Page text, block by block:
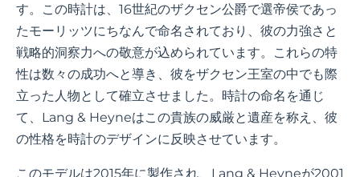
す。この時計は、16世紀のザクセン公爵で選帝侯であっ
たモーリッツにちなんで命名されており、彼の力強さと
戦略的洞察力への敬意が込められています。これらの特
性は数々の成功へと導き、彼をザクセン王室の中でも際
立った人物として確立させました。時計の命名を通じ
て、Lang & Heyneはこの貴族の威厳と遺産を称え、彼
の性格を時計のデザインに反映させています。
このモデルは2015年に製作され、Lang & Heyneが2001